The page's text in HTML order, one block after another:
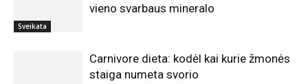
Sveikata
vieno svarbaus mineralo
Carnivore dieta: kodėl kai kurie žmonės
staiga numeta svorio